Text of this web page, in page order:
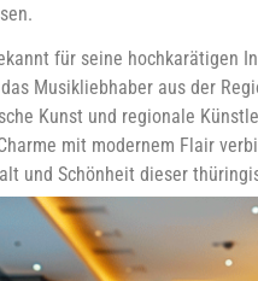
für seine hochkarätigen
Musikliebhaber aus der
Kunst und regionale
mit modernem Flair
und Schönheit dieser